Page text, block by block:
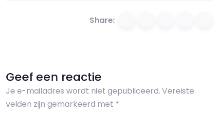
Share:
Geef een reactie
Je e-mailadres wordt niet gepubliceerd. Vereiste
velden zijn gemarkeerd met *